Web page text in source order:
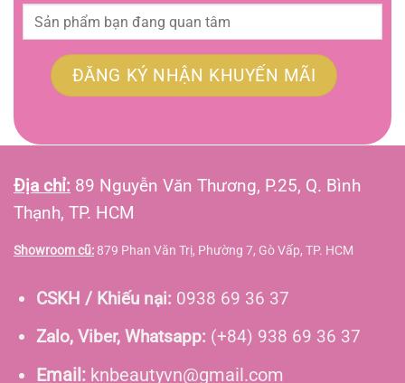
Địa chỉ: 89 Nguyễn Văn Thương, P.25, Q. Bình
Thạnh, TP. HCM
Showroom cũ: 879 Phan Văn Trị, Phường 7, Gò Vấp, TP. HCM
CSKH / Khiếu nại: 0938 69 36 37
Zalo, Viber, Whatsapp: (+84) 938 69 36 37
Email:knbeautyvn@gmail.com